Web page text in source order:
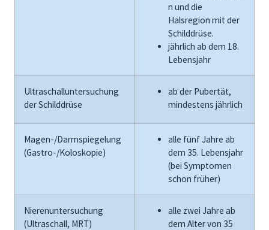
n und die
Halsregion mit der
Schilddrüse.
jährlich ab dem 18.
Lebensjahr
Ultraschalluntersuchung
der Schilddrüse
ab der Pubertät,
mindestens jährlich
Magen-/Darmspiegelung
(Gastro-/Koloskopie)
alle fünfJahre ab
dem 35. Lebensjahr
(bei Symptomen
schon früher)
Nierenuntersuchung
(Ultraschall, MRT)
alle zwei Jahre ab
dem Alter von 35